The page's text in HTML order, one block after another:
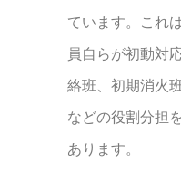
ています。これ
員自らが初動対
絡班、初期消火
などの役割分担
あります。